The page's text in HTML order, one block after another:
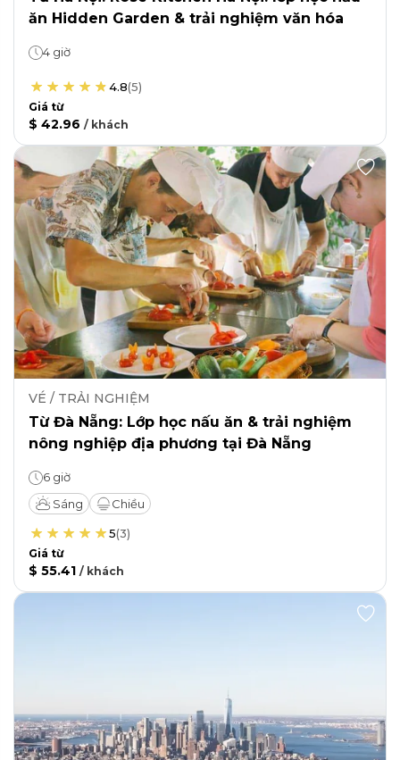
ăn Hidden Garden & trải nghiệm văn hóa
4 giờ
4.8(5)
Giá từ
$ 42.96 / khách
VÉ / TRẢI NGHIỆM
Từ Đà Nẵng: Lớp học nấu ăn & trải nghiệm
nông nghiệp địa phương tại Đà Nẵng
6 giờ
Sáng
Chiều
5(3)
Giá từ
$ 55.41 / khách